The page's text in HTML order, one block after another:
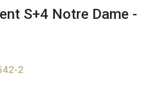
S+4 Notre Dame -
2